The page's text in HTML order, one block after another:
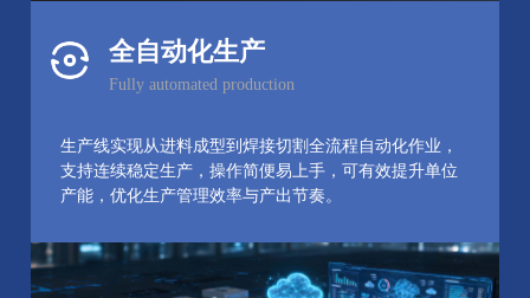
全自动化生产
Fully automated production
生产线实现从进料成型到焊接切割全流程自动化作业，
支持连续稳定生产，操作简便易上手，可有效提升单位
产能，优化生产管理效率与产出节奏。